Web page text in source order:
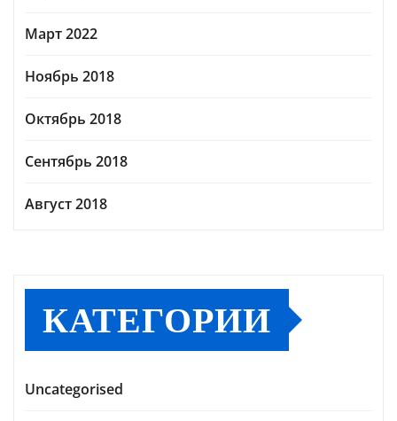
Март 2022
Ноябрь 2018
Октябрь 2018
Сентябрь 2018
Август 2018
КАТЕГОРИИ
Uncategorised